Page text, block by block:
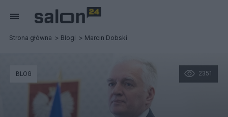
Strona główna Blogi Marcin Dobski
2351
BLOG